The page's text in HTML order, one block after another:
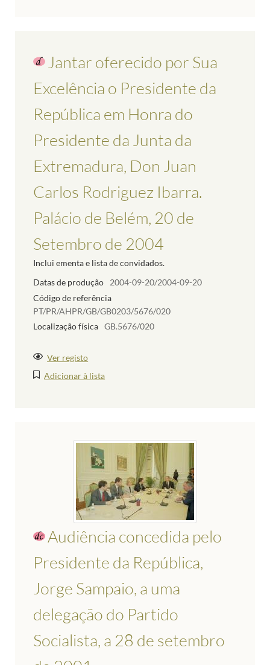
Jantar oferecido por Sua
Excelência o Presidente da
República em Honra do
Presidente da Junta da
Extremadura, Don Juan
Carlos Rodriguez Ibarra.
Palácio de Belém, 20 de
Setembro de 2004
Inclui ementa e lista de convidados.
Datas de produção
2004-09-20/2004-09-20
Código de referência
PT/PR/AHPR/GB/GB0203/5676/020
Localização física GB.5676/020
Ver registo
Adicionar à lista
Audiência concedida pelo
Presidente da República,
Jorge Sampaio, a uma
delegação do Partido
Socialista, a 28 de setembro